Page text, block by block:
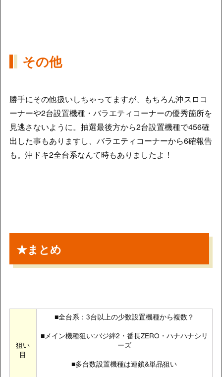
その他
勝手にその他扱いしちゃってますが、もちろん沖スロコ
ーナーや2台設置機種・バラエティコーナーの優秀箇所を
見逃さないように。抽選最後方から2台設置機種で456確
出した事もありますし、バラエティコーナーから6確報告
も。沖ドキ2全台系なんて時もありましたよ！
★まとめ
狙い
目
■全台系：3台以上の少数設置機種から複数？
■メイン機種狙い:バジ絆2・番長ZERO・ハナハナシリ
ーズ
■多台数設置機種は連鎖&単品狙い